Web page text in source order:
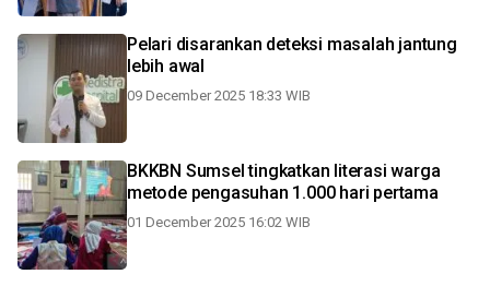
Pelari disarankan deteksi masalah jantung
lebih awal
09 December 2025 18:33 WIB
BKKBN Sumsel tingkatkan literasi warga
metode pengasuhan 1.000 hari pertama
01 December 2025 16:02 WIB